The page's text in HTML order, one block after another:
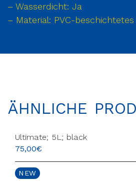
– Wasserdicht: Ja
– Material: PVC-
ÄHNLICHE
Ultimate; 5L; black
75,00€
NEW